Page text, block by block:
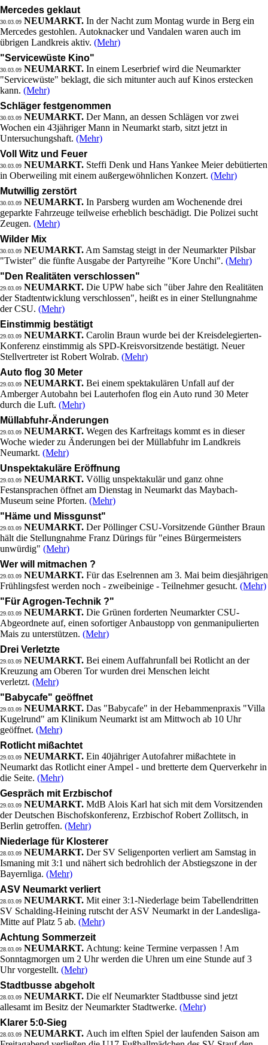
Mercedes geklaut
30.03.09 NEUMARKT. In der Nacht zum Montag wurde in Berg ein
Mercedes gestohlen. Autoknacker und Vandalen waren auch im
übrigen Landkreis aktiv. (Mehr)
"Servicewüste Kino"
30.03.09 NEUMARKT. In einem Leserbrief wird die Neumarkter
"Servicewüste" beklagt, die sich mitunter auch auf Kinos erstecken
kann. (Mehr)
Schläger festgenommen
30.03.09 NEUMARKT. Der Mann, an dessen Schlägen vor zwei
Wochen ein 43jähriger Mann in Neumarkt starb, sitzt jetzt in
Untersuchungshaft. (Mehr)
Voll Witz und Feuer
30.03.09 NEUMARKT. Steffi Denk und Hans Yankee Meier debütierten
in Oberweiling mit einem außergewöhnlichen Konzert. (Mehr)
Mutwillig zerstört
30.03.09 NEUMARKT. In Parsberg wurden am Wochenende drei
geparkte Fahrzeuge teilweise erheblich beschädigt. Die Polizei sucht
Zeugen. (Mehr)
Wilder Mix
30.03.09 NEUMARKT. Am Samstag steigt in der Neumarkter Pilsbar
"Twister" die fünfte Ausgabe der Partyreihe "Kore Unchi". (Mehr)
"Den Realitäten verschlossen"
29.03.09 NEUMARKT. Die UPW habe sich "über Jahre den Realitäten
der Stadtentwicklung verschlossen", heißt es in einer Stellungnahme
der CSU. (Mehr)
Einstimmig bestätigt
29.03.09 NEUMARKT. Carolin Braun wurde bei der Kreisdelegierten-
Konferenz einstimmig als SPD-Kreisvorsitzende bestätigt. Neuer
Stellvertreter ist Robert Wolrab. (Mehr)
Auto flog 30 Meter
29.03.09 NEUMARKT. Bei einem spektakulären Unfall auf der
Amberger Autobahn bei Lauterhofen flog ein Auto rund 30 Meter
durch die Luft. (Mehr)
Müllabfuhr-Änderungen
29.03.09 NEUMARKT. Wegen des Karfreitags kommt es in dieser
Woche wieder zu Änderungen bei der Müllabfuhr im Landkreis
Neumarkt. (Mehr)
Unspektakuläre Eröffnung
29.03.09 NEUMARKT. Völlig unspektakulär und ganz ohne
Festansprachen öffnet am Dienstag in Neumarkt das Maybach-
Museum seine Pforten. (Mehr)
"Häme und Missgunst"
29.03.09 NEUMARKT. Der Pöllinger CSU-Vorsitzende Günther Braun
hält die Stellungnahme Franz Dürings für "eines Bürgermeisters
unwürdig" (Mehr)
Wer will mitmachen ?
29.03.09 NEUMARKT. Für das Eselrennen am 3. Mai beim diesjährigen
Frühlingsfest werden noch - zweibeinige - Teilnehmer gesucht. (Mehr)
"Für Agrogen-Technik ?"
29.03.09 NEUMARKT. Die Grünen forderten Neumarkter CSU-
Abgeordnete auf, einen sofortiger Anbaustopp von genmanipulierten
Mais zu unterstützen. (Mehr)
Drei Verletzte
29.03.09 NEUMARKT. Bei einem Auffahrunfall bei Rotlicht an der
Kreuzung am Oberen Tor wurden drei Menschen leicht
verletzt. (Mehr)
"Babycafe" geöffnet
29.03.09 NEUMARKT. Das "Babycafe" in der Hebammenpraxis "Villa
Kugelrund" am Klinikum Neumarkt ist am Mittwoch ab 10 Uhr
geöffnet. (Mehr)
Rotlicht mißachtet
29.03.09 NEUMARKT. Ein 40jähriger Autofahrer mißachtete in
Neumarkt das Rotlicht einer Ampel - und bretterte dem Querverkehr in
die Seite. (Mehr)
Gespräch mit Erzbischof
29.03.09 NEUMARKT. MdB Alois Karl hat sich mit dem Vorsitzenden
der Deutschen Bischofskonferenz, Erzbischof Robert Zollitsch, in
Berlin getroffen. (Mehr)
Niederlage für Klosterer
28.03.09 NEUMARKT. Der SV Seligenporten verliert am Samstag in
Ismaning mit 3:1 und nähert sich bedrohlich der Abstiegszone in der
Bayernliga. (Mehr)
ASV Neumarkt verliert
28.03.09 NEUMARKT. Mit einer 3:1-Niederlage beim Tabellendritten
SV Schalding-Heining rutscht der ASV Neumarkt in der Landesliga-
Mitte auf Platz 5 ab. (Mehr)
Achtung Sommerzeit
28.03.09 NEUMARKT. Achtung: keine Termine verpassen ! Am
Sonntagmorgen um 2 Uhr werden die Uhren um eine Stunde auf 3
Uhr vorgestellt. (Mehr)
Stadtbusse abgeholt
28.03.09 NEUMARKT. Die elf Neumarkter Stadtbusse sind jetzt
allesamt im Besitz der Neumarkter Stadtwerke. (Mehr)
Klarer 5:0-Sieg
28.03.09 NEUMARKT. Auch im elften Spiel der laufenden Saison am